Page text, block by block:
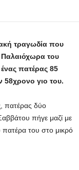
τραγωδία που
Παλαιόχωρα του
πατέρας 85
γιο του.
, πατέρας δύο
πήγε μαζί με
πατέρα του στο μικρό